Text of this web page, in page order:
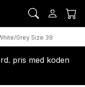
Grey Size 39
pris med koden